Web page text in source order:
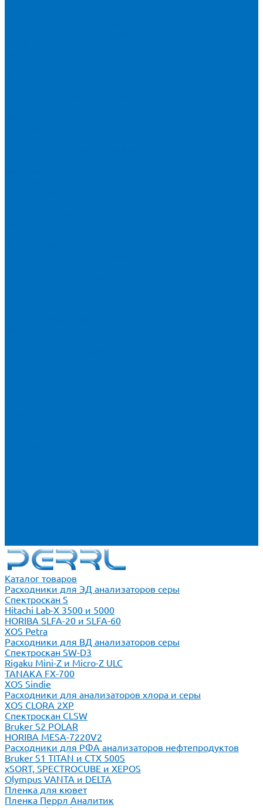
Каталог товаров
Расходники для ЭД анализаторов серы
Спектроскан S
Hitachi Lab-X 3500 и 5000
HORIBA SLFA-20 и SLFA-60
XOS Petra
Расходники для ВД анализаторов серы
Спектроскан SW-D3
Rigaku Mini-Z и Micro-Z ULC
TANAKA FX-700
XOS Sindie
Расходники для анализаторов хлора и серы
XOS CLORA 2XP
Спектроскан CLSW
Bruker S2 POLAR
HORIBA MESA-7220V2
Расходники для РФА анализаторов нефтепродуктов
Bruker S1 TITAN и CTX 500S
xSORT, SPECTROCUBE и XEPOS
Olympus VANTA и DELTA
Пленка для кювет
Пленка Перрл Аналитик